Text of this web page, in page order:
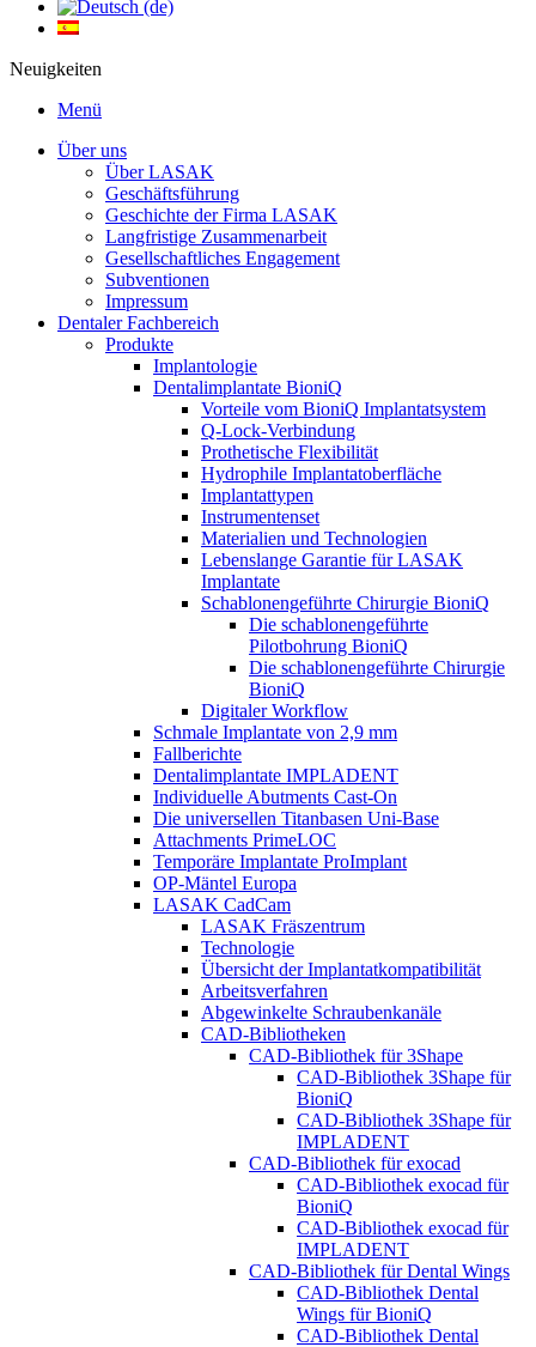
Neuigkeiten
Menü
Über uns
Über LASAK
Geschäftsführung
Geschichte der Firma LASAK
Langfristige Zusammenarbeit
Gesellschaftliches Engagement
Subventionen
Impressum
Dentaler Fachbereich
Produkte
Implantologie
Dentalimplantate BioniQ
Vorteile vom BioniQ Implantatsystem
Q-Lock-Verbindung
Prothetische Flexibilität
Hydrophile Implantatoberfläche
Implantattypen
Instrumentenset
Materialien und Technologien
Lebenslange Garantie für LASAK
Implantate
Schablonengeführte Chirurgie BioniQ
Die schablonengeführte
Pilotbohrung BioniQ
Die schablonengeführte Chirurgie
BioniQ
Digitaler Workflow
Schmale Implantate von 2,9 mm
Fallberichte
Dentalimplantate IMPLADENT
Individuelle Abutments Cast-On
Die universellen Titanbasen Uni-Base
Attachments PrimeLOC
Temporäre Implantate ProImplant
OP-Mäntel Europa
LASAK CadCam
LASAK Fräszentrum
Technologie
Übersicht der Implantatkompatibilität
Arbeitsverfahren
Abgewinkelte Schraubenkanäle
CAD-Bibliotheken
CAD-Bibliothek für 3Shape
CAD-Bibliothek 3Shape für
BioniQ
CAD-Bibliothek 3Shape für
IMPLADENT
CAD-Bibliothek für exocad
CAD-Bibliothek exocad für
BioniQ
CAD-Bibliothek exocad für
IMPLADENT
CAD-Bibliothek für Dental Wings
CAD-Bibliothek Dental
Wings für BioniQ
CAD-Bibliothek Dental